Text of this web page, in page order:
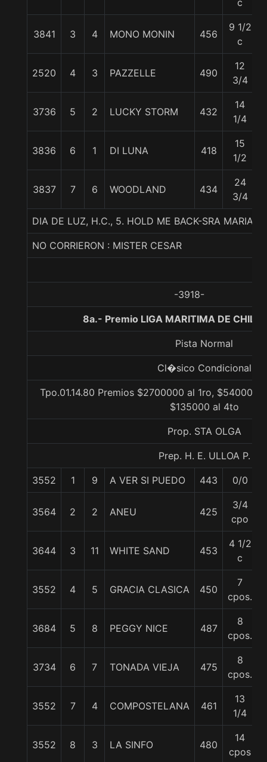
c
3841 3 4 MONO MONIN 456
9 1/2
c
2520 4 3 PAZZELLE 490
12
3/4
3736 5 2 LUCKY STORM 432
14
1/4
3836 6 1 DI LUNA 418
15
1/2
3837 7 6 WOODLAND 434
24
3/4
DIA DE LUZ, H.C., 5. HOLD ME BACK-SRA MARIA
NO CORRIERON : MISTER CESAR
-3918-
8a.- Premio LIGA MARITIMA DE
Pista Normal
Cl�sico Condicional
Tpo.01.14.80 Premios $2700000 al 1ro, $540000
$135000 al 4to
Prop. STA OLGA
Prep. H. E. ULLOA P.
3552 1 9 A VER SI PUEDO 443 0/0
3564 2 2 ANEU 425
3/4
cpo
3644 3 11 WHITE SAND 453
4 1/2
c
3552 4 5 GRACIA CLASICA 450
7
cpos.
3684 5 8 PEGGY NICE 487
8
cpos.
3734 6 7 TONADA VIEJA 475
8
cpos.
3552 7 4 COMPOSTELANA 461
13
1/4
3552 8 3 LA SINFO 480
14
cpos